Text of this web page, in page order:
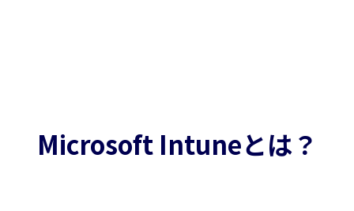
Microsoft Intuneとは？